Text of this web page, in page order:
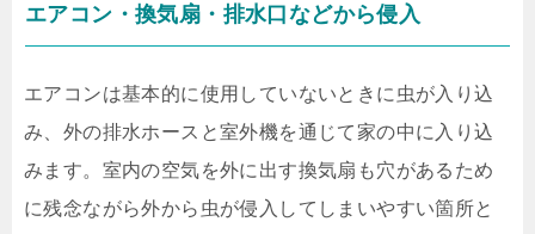
エアコン・換気扇・排水口などから侵入
エアコンは基本的に使用していないときに虫が入り込
み、外の排水ホースと室外機を通じて家の中に入り込
みます。室内の空気を外に出す換気扇も穴があるため
に残念ながら外から虫が侵入してしまいやすい箇所と